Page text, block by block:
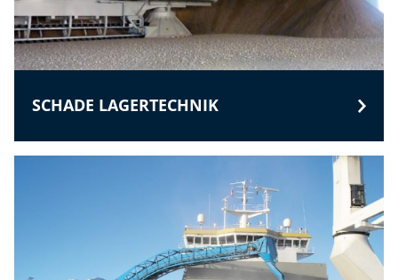
SCHADE LAGERTECHNIK